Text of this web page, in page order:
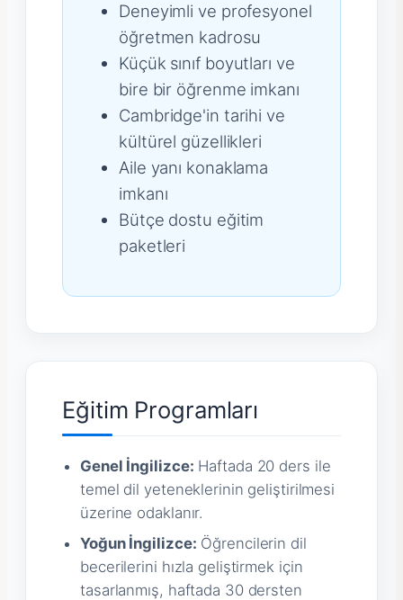
Deneyimli ve profesyonel
öğretmen kadrosu
Küçük sınıf boyutları ve
bire bir öğrenme imkanı
Cambridge'in tarihi ve
kültürel güzellikleri
Aile yanı konaklama
imkanı
Bütçe dostu eğitim
paketleri
Eğitim Programları
Genel İngilizce: Haftada 20 ders ile
temel dil yeteneklerinin geliştirilmesi
üzerine odaklanır.
Yoğun İngilizce: Öğrencilerin dil
becerilerini hızla geliştirmek için
tasarlanmış, haftada 30 dersten